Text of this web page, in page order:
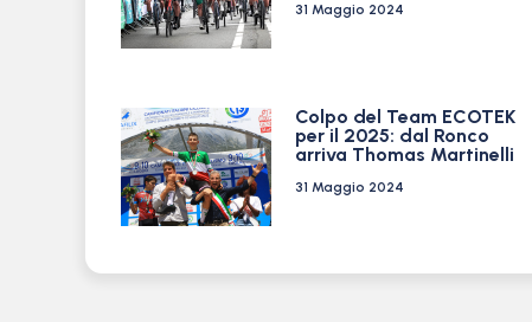
31 Maggio 2024
Colpo del Team ECOTEK
per il 2025: dal Ronco
arriva Thomas Martinelli
31 Maggio 2024